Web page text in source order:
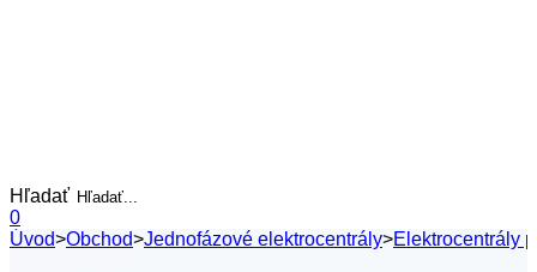
Hľadať
0
Úvod>Obchod>Jednofázové elektrocentrály>Elektrocentrály